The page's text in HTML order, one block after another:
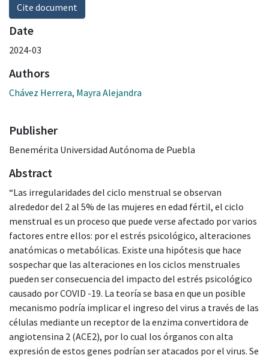
Cite document
Date
2024-03
Authors
Chávez Herrera, Mayra Alejandra
Publisher
Benemérita Universidad Autónoma de Puebla
Abstract
“Las irregularidades del ciclo menstrual se observan
alrededor del 2 al 5% de las mujeres en edad fértil, el ciclo
menstrual es un proceso que puede verse afectado por varios
factores entre ellos: por el estrés psicológico, alteraciones
anatómicas o metabólicas. Existe una hipótesis que hace
sospechar que las alteraciones en los ciclos menstruales
pueden ser consecuencia del impacto del estrés psicológico
causado por COVID -19. La teoría se basa en que un posible
mecanismo podría implicar el ingreso del virus a través de las
células mediante un receptor de la enzima convertidora de
angiotensina 2 (ACE2), por lo cual los órganos con alta
expresión de estos genes podrían ser atacados por el virus. Se